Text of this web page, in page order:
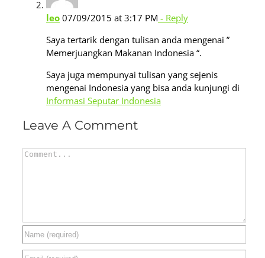
leo 07/09/2015 at 3:17 PM - Reply
Saya tertarik dengan tulisan anda mengenai ”
Memerjuangkan Makanan Indonesia “.
Saya juga mempunyai tulisan yang sejenis
mengenai Indonesia yang bisa anda kunjungi di
Informasi Seputar Indonesia
Leave A Comment
Comment